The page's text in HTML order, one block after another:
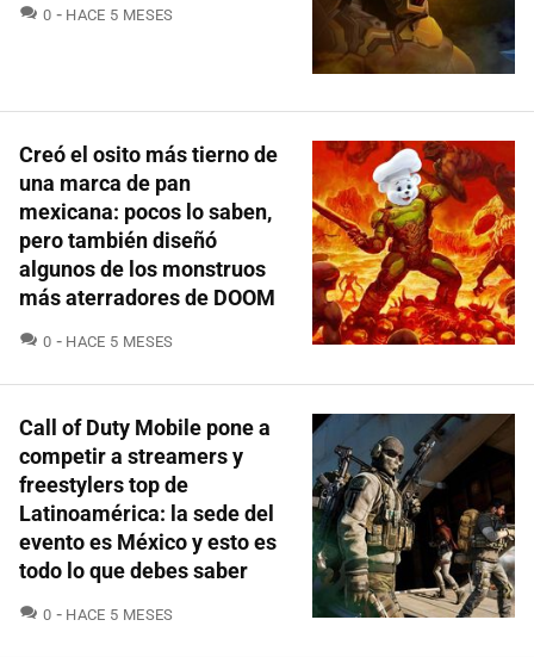
0 COMENTARIOS
HACE 5 MESES
Creó el osito más tierno de
una marca de pan
mexicana: pocos lo saben,
pero también diseñó
algunos de los monstruos
más aterradores de DOOM
0 COMENTARIOS
HACE 5 MESES
Call of Duty Mobile pone a
competir a streamers y
freestylers top de
Latinoamérica: la sede del
evento es México y esto es
todo lo que debes saber
0 COMENTARIOS
HACE 5 MESES